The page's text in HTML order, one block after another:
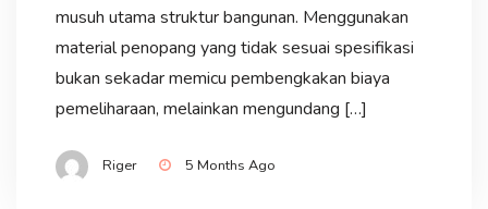
musuh utama struktur bangunan. Menggunakan
material penopang yang tidak sesuai spesifikasi
bukan sekadar memicu pembengkakan biaya
pemeliharaan, melainkan mengundang […]
Riger 5 Months Ago